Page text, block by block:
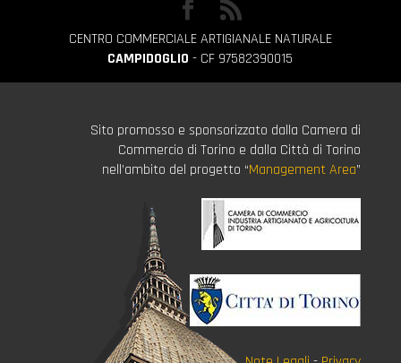
CENTRO COMMERCIALE ARTIGIANALE NATURALE
CAMPIDOGLIO - CF 97582390015
Sito promosso e sponsorizzato dalla Camera di
Commercio di Torino e dalla Città di Torino
nell’ambito del progetto “Management Area”